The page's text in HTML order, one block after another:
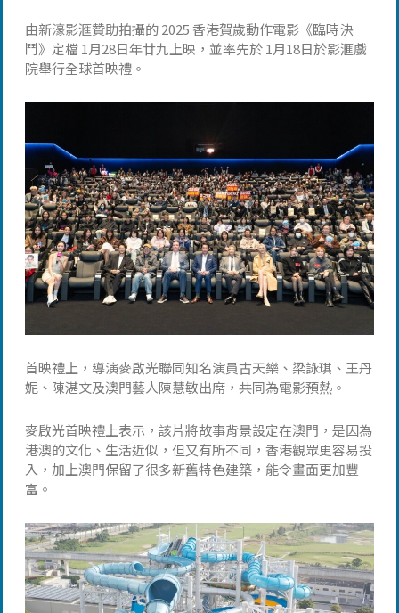
由新濠影滙贊助拍攝的 2025 香港賀歲動作電影《臨時決
鬥》定檔 1月28日年廿九上映，並率先於 1月18日於影滙戲
院舉行全球首映禮。
首映禮上，導演麥啟光聯同知名演員古天樂、梁詠琪、王丹
妮、陳湛文及澳門藝人陳慧敏出席，共同為電影預熱。
麥啟光首映禮上表示，該片將故事背景設定在澳門，是因為
港澳的文化、生活近似，但又有所不同，香港觀眾更容易投
入，加上澳門保留了很多新舊特色建築，能令畫面更加豐
富。